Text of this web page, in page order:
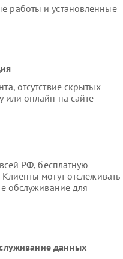
работы и установленные
отсутствие скрытых
или онлайн на сайте
РФ, бесплатную
могут отслеживать
обслуживание для
данных